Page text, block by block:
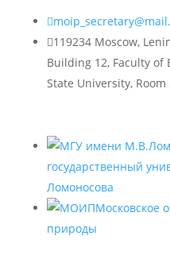

119234 Moscow,
Building 12, Faculty of
State University, Room
государственный
Ломоносова
Московское
природы